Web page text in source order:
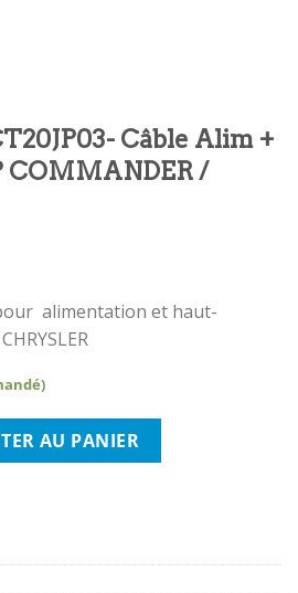
Câble Alim +
COMMANDER /
alimentation et haut-
CT20JP03- Câble Alim + 4 HP pour
AU PANIER